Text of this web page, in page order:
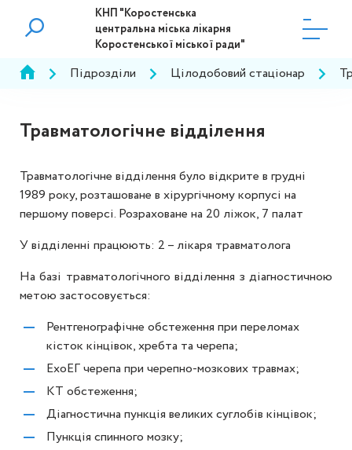
КНП "Коростенська
центральна міська лікарня
Коростенської міської ради"
Підрозділи Цілодобовий стаціонар
Травматологічне відділення
Травматологічне відділення було відкрите в грудні
1989 року, розташоване в хірургічному корпусі на
першому поверсі. Розраховане на 20 ліжок, 7 палат
У відділенні працюють: 2 – лікаря травматолога
На базі травматологічного відділення з діагностичною
метою застосовується:
Рентгенографічне обстеження при переломах
кісток кінцівок, хребта та черепа;
ЕхоЕГ черепа при черепно-мозкових травмах;
КТ обстеження;
Діагностична пункція великих суглобів кінцівок;
Пункція спинного мозку;